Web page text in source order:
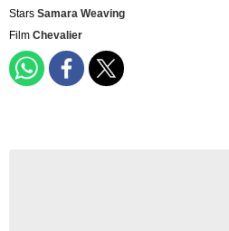
Stars Samara Weaving
Film Chevalier